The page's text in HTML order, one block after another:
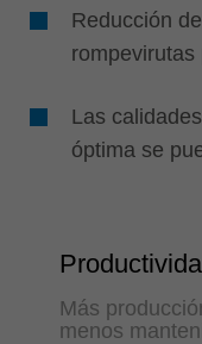
Reducción
rompevirutas
Las
óptima se
Más
menos